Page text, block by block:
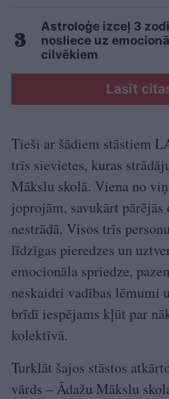
Astroloģe izceļ 3
nosliece uz
cilvēkiem
Lasīt
Tieši ar šādiem stāstiem
trīs sievietes, kuras
Mākslu skolā. Viena no
joprojām, savukārt
nestrādā. Visos trīs
līdzīgas pieredzes un
emocionāla spriedze,
neskaidri vadības lēmumi
brīdī iespējams kļūt par
kolektīvā.
Turklāt šajos stāstos
vārds – Ādažu Mākslu